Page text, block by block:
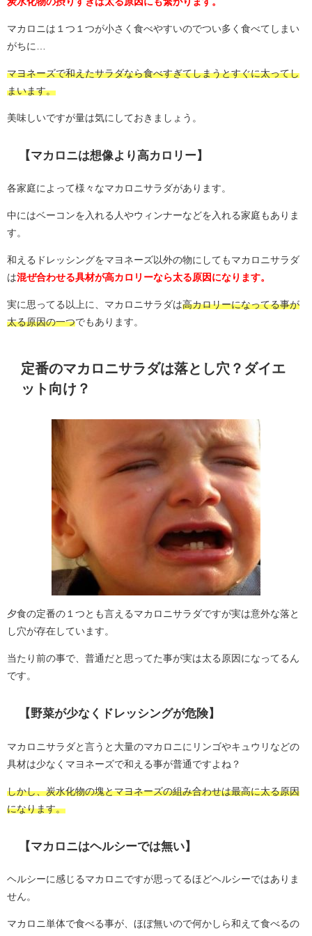
マカロニは１つ１つが小さく食べやすいのでつい多く食べてしまい
がちに…
マヨネーズで和えたサラダなら食べすぎてしまうとすぐに太ってし
まいます。
美味しいですが量は気にしておきましょう。
【マカロニは想像より高カロリー】
各家庭によって様々なマカロニサラダがあります。
中にはベーコンを入れる人やウィンナーなどを入れる家庭もありま
す。
和えるドレッシングをマヨネーズ以外の物にしてもマカロニサラダ
は混ぜ合わせる具材が高カロリーなら太る原因になります。
実に思ってる以上に、マカロニサラダは高カロリーになってる事が
太る原因の一つでもあります。
定番のマカロニサラダは落とし穴？ダイエ
ット向け？
夕食の定番の１つとも言えるマカロニサラダですが実は意外な落と
し穴が存在しています。
当たり前の事で、普通だと思ってた事が実は太る原因になってるん
です。
【野菜が少なくドレッシングが危険】
マカロニサラダと言うと大量のマカロニにリンゴやキュウリなどの
具材は少なくマヨネーズで和える事が普通ですよね？
しかし、炭水化物の塊とマヨネーズの組み合わせは最高に太る原因
になります。
【マカロニはヘルシーでは無い】
ヘルシーに感じるマカロニですが思ってるほどヘルシーではありま
せん。
マカロニ単体で食べる事が、ほぼ無いので何かしら和えて食べるの